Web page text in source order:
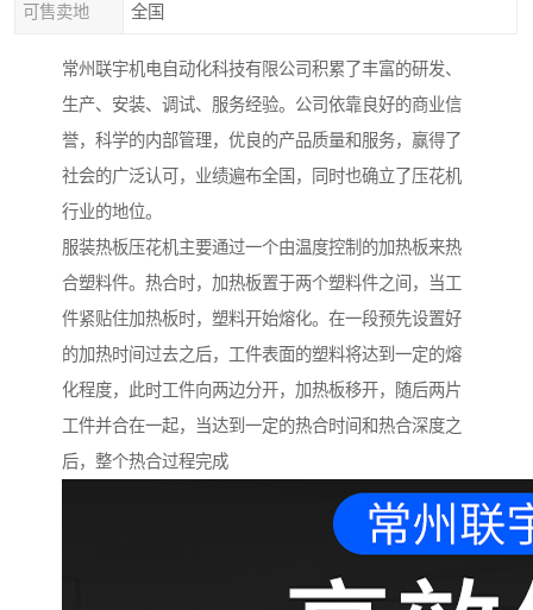
可售卖地 全国
常州联宇机电自动化科技有限公司积累了丰富的研发、
生产、安装、调试、服务经验。公司依靠良好的商业信
誉，科学的内部管理，优良的产品质量和服务，赢得了
社会的广泛认可，业绩遍布全国，同时也确立了压花机
行业的地位。
服装热板压花机主要通过一个由温度控制的加热板来热
合塑料件。热合时，加热板置于两个塑料件之间，当工
件紧贴住加热板时，塑料开始熔化。在一段预先设置好
的加热时间过去之后，工件表面的塑料将达到一定的熔
化程度，此时工件向两边分开，加热板移开，随后两片
工件并合在一起，当达到一定的热合时间和热合深度之
后，整个热合过程完成